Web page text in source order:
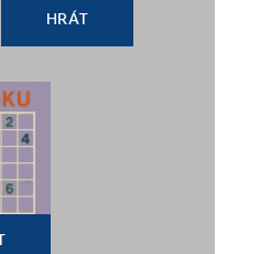
HRÁT